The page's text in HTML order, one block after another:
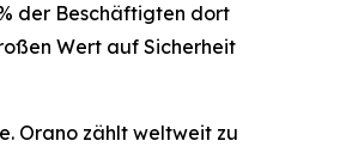
der Beschäftigten dort
Wert auf Sicherheit
Orano zählt weltweit zu